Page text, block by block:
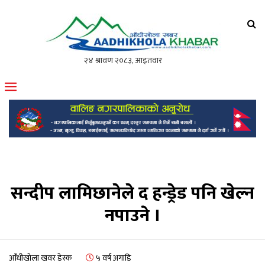
मोफसलकै लोकप्रिय अनलाइन पत्रिका
सन्दीप लामिछानेले द हन्ड्रेड पनि खेल्न
नपाउने ।
आँधीखोला खवर डेस्क ५ वर्ष अगाडि